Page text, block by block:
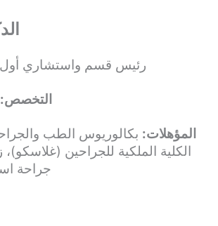
رئيس قسم واستشاري أول
التخصص:
المؤهلات: بكالوريوس الطب
الكلية الملكية للجراحين
جراحة